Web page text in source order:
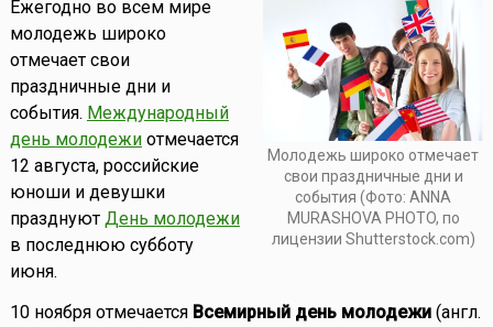
Молодежь широко отмечает
свои праздничные дни и
события (Фото: ANNA
MURASHOVA PHOTO, по
лицензии Shutterstock.com)
Ежегодно во всем мире
молодежь широко
отмечает свои
праздничные дни и
события. Международный
день молодежиотмечается
12 августа, российские
юноши и девушки
празднуют День молодежи
в последнюю субботу
июня.
10 ноября отмечается Всемирный день молодежи(англ.